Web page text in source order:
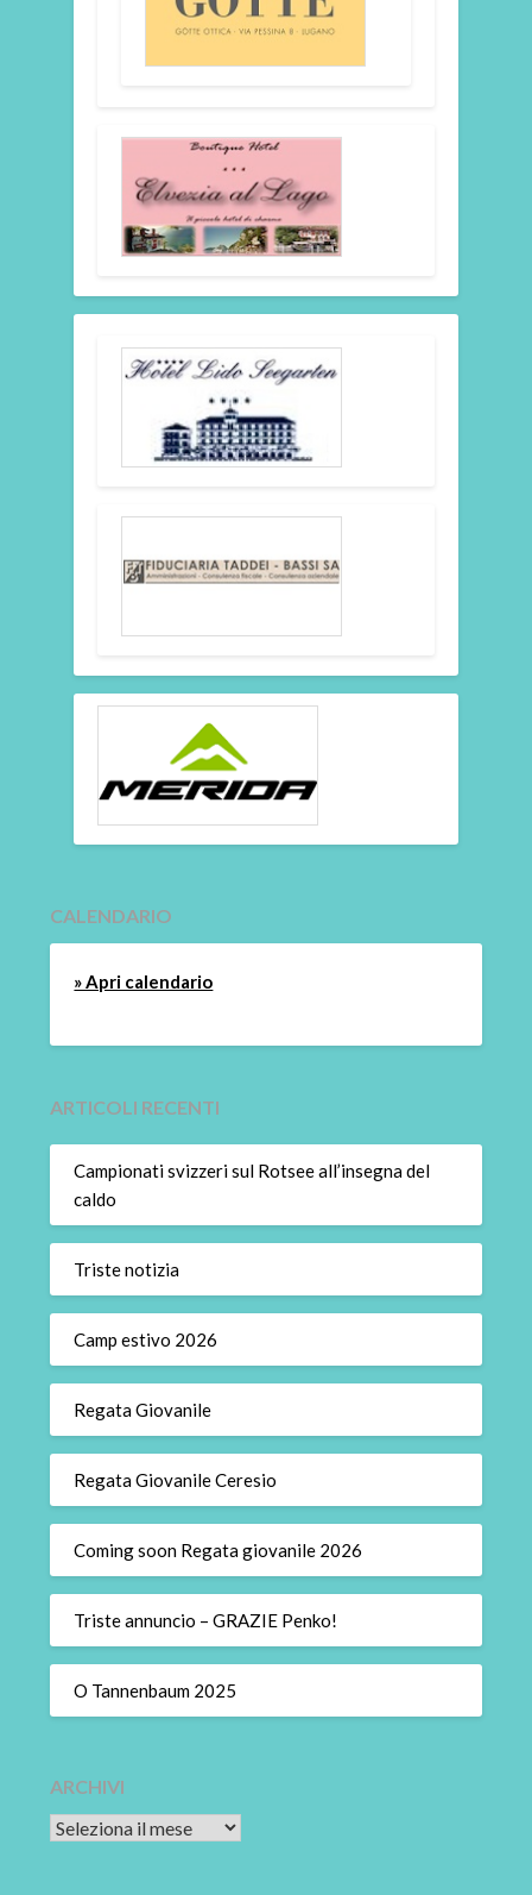
CALENDARIO
» Apri calendario
ARTICOLI RECENTI
Campionati svizzeri sul Rotsee all’insegna del
caldo
Triste notizia
Camp estivo 2026
Regata Giovanile
Regata Giovanile Ceresio
Coming soon Regata giovanile 2026
Triste annuncio – GRAZIE Penko!
O Tannenbaum 2025
ARCHIVI
Archivi